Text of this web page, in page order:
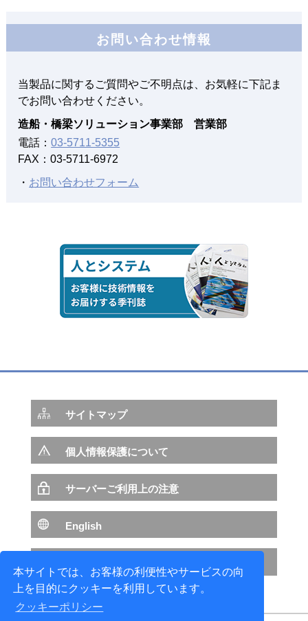
本サイトでは、お客様の利便性やサービスの向
上を目的にクッキーを利用しています。
クッキーポリシー
2018年04月01日
３次元データ活用を促進する造船業界向け設計ソリューシ
ョン
「NAPA Steel-Beagleインターフェース」を提供開始
～生産検討のフロントローディングによる工期短縮・コス
ト削減の実現～
「NAPA Steel-Beagleインターフェース」を提供開始
2018年01月01日
造船業務のフロントローディングがもたらす変革
─NAPA SteelとBeagleとの連携が目指すもの─
2016年07月01日
SEA JAPAN 2016 出展報告
2015年04月01日
Beagleを利用した造船業における3D活用状況
3D船殻ビューワ Beagle View のご紹介
お問い合わせ情報
当製品に関するご質問やご不明点は、お気軽に下記ま
でお問い合わせください。
造船・橋梁ソリューション事業部 営業部
電話：03-5711-5355
FAX：03-5711-6972
・ お問い合わせフォーム
サイトマップ
個人情報保護について
サーバーご利用上の注意
English